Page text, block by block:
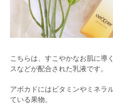
こちらは、すこやかなお肌に導
スなどが配合された乳液です。
アボカドにはビタミンやミネラ
ている果物。